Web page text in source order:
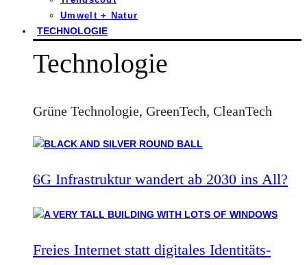
Umwelt + Natur
TECHNOLOGIE
Technologie
Grüne Technologie, GreenTech, CleanTech
6G Infrastruktur wandert ab 2030 ins All?
Freies Internet statt digitales Identitäts-